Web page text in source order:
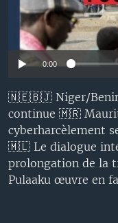
0:00
🇳🇪🇧🇯 Niger/Benin
continue 🇲🇷
cyberharcèlement
🇲🇱 Le dialogue
prolongation de la
Pulaaku œuvre en